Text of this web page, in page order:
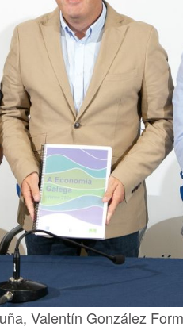
Valentín González